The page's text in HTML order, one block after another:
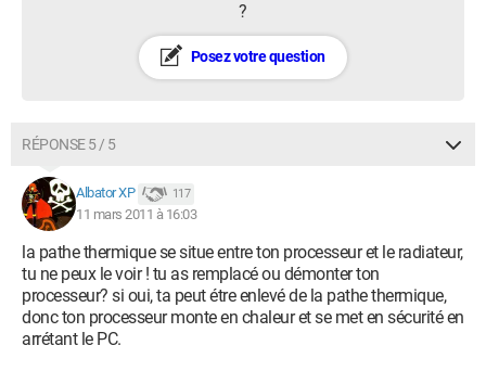
?
Posez votre question
RÉPONSE 5 / 5
Albator XP 117
11 mars 2011 à 16:03
la pathe thermique se situe entre ton processeur et le radiateur,
tu ne peux le voir ! tu as remplacé ou démonter ton
processeur? si oui, ta peut étre enlevé de la pathe thermique,
donc ton processeur monte en chaleur et se met en sécurité en
arrétant le PC.